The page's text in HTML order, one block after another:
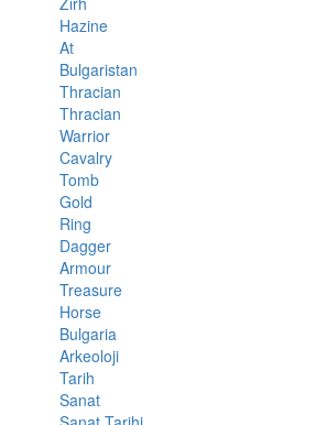
Hazine
At
Bulgaristan
Thracian
Thracian
Warrior
Cavalry
Tomb
Gold
Ring
Dagger
Armour
Treasure
Horse
Bulgaria
Arkeoloji
Tarih
Sanat